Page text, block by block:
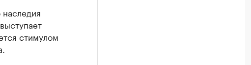
стимулом